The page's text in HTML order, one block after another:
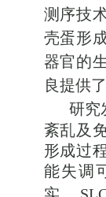
测序技
壳蛋形
器官的
良提供
研究
紊乱及
形成过
能失调